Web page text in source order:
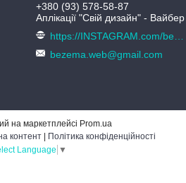
+380 (93) 578-58-87
Аплікації "Свій дизайн" - Вайбер
bezema.web@gmail.com
на маркетплейсі Prom.ua
контент
Політика конфіденційності
Language ▼